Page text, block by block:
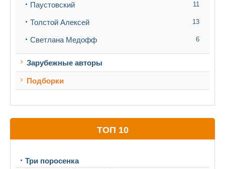
Паустовский 11
Толстой Алексей 13
Светлана Медофф 6
Зарубежные авторы
Подборки
ТОП 10
Три поросенка